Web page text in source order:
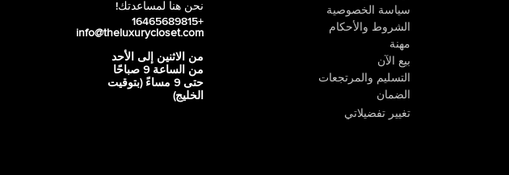
سياسة الخصوصية
الشروط والأحكام
مهنة
بيع الآن
التسليم والمرتجعات
الضمان
تغيير تفضيلاتي
نحن هنا لمساعدتك!
+16465689815
info@theluxurycloset.com
من الاثنين إلى الأحد
من الساعة 9 صباحًا
حتى 9 مساءً (بتوقيت
الخليج)